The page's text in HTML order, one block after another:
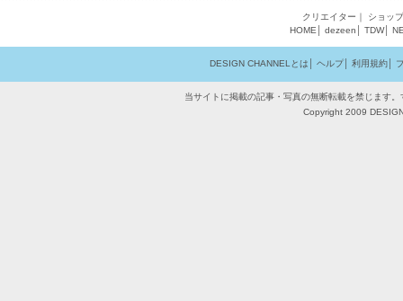
クリエイター
ショップ
HOME
dezeen TDW│
DESIGN CHANNELとは ヘルプ│ 利用規約│
当サイトに掲載の記事・写真の無断転載を禁じます
Copyright 2009